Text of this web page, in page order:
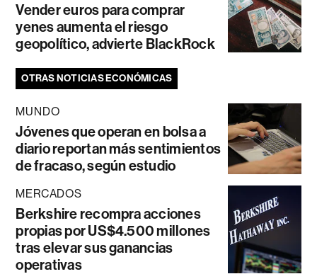
Vender euros para comprar
yenes aumenta el riesgo
geopolítico, advierte BlackRock
OTRAS NOTICIAS ECONÓMICAS
MUNDO
Jóvenes que operan en bolsa a
diario reportan más sentimientos
de fracaso, según estudio
MERCADOS
Berkshire recompra acciones
propias por US$4.500 millones
tras elevar sus ganancias
operativas